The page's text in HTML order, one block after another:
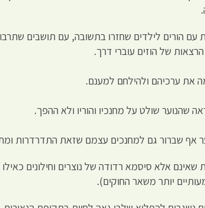
עם הורים לילדים שחזרו בתשובה, עם תושבים
של הוזים עוברי דרך.
את ערכיהם ולהילחם למענם.
שהנוער שולט על מחנכיו והוריו ולא ההפך.
אף שברור גם למחנכים עצמם שזאת התדרדרות
שאינם אלא סיסמא רדודה של נוצרים וחילונים
יותר משאר החוקים).